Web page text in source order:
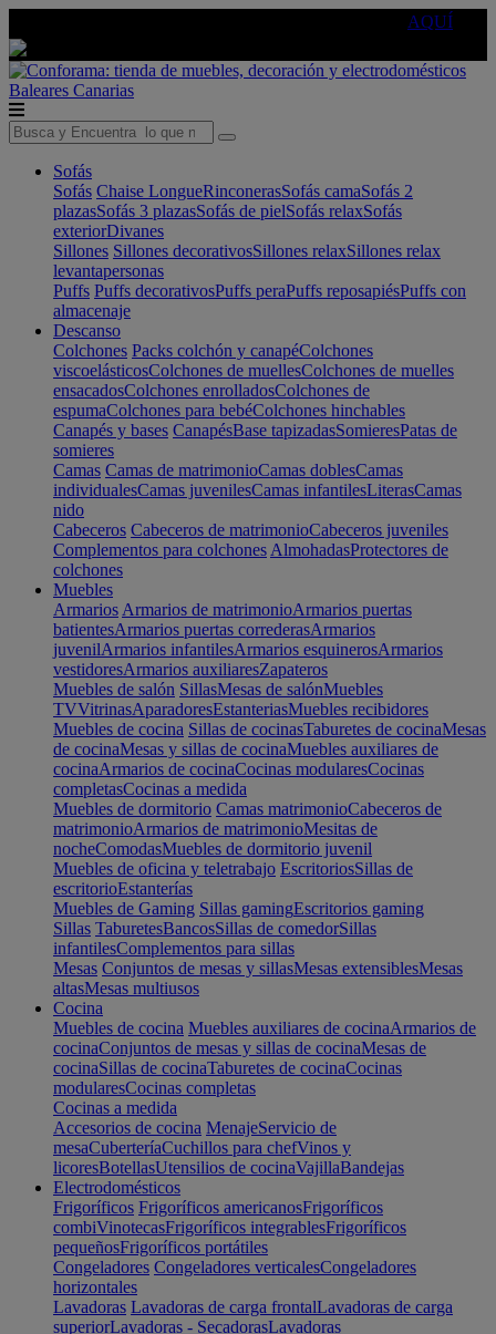
AQUÍ
Baleares Canarias
Sofás
Sofás Chaise LongueRinconerasSofás camaSofás 2
plazasSofás 3 plazasSofás de pielSofás relaxSofás
exteriorDivanes
Sillones Sillones decorativosSillones relaxSillones relax
levantapersonas
Puffs Puffs decorativosPuffs peraPuffs reposapiésPuffs con
almacenaje
Descanso
Colchones Packs colchón y canapéColchones
viscoelásticosColchones de muellesColchones de muelles
ensacadosColchones enrolladosColchones de
espumaColchones para bebéColchones hinchables
Canapés y bases CanapésBase tapizadasSomieresPatas de
somieres
Camas Camas de matrimonioCamas doblesCamas
individualesCamas juvenilesCamas infantilesLiterasCamas
nido
Cabeceros Cabeceros de matrimonioCabeceros juveniles
Complementos para colchones AlmohadasProtectores de
colchones
Muebles
Armarios Armarios de matrimonioArmarios puertas
batientesArmarios puertas correderasArmarios
juvenilArmarios infantilesArmarios esquinerosArmarios
vestidoresArmarios auxiliaresZapateros
Muebles de salón SillasMesas de salónMuebles
TVVitrinasAparadoresEstanteriasMuebles recibidores
Muebles de cocina Sillas de cocinasTaburetes de cocinaMesas
de cocinaMesas y sillas de cocinaMuebles auxiliares de
cocinaArmarios de cocinaCocinas modularesCocinas
completasCocinas a medida
Muebles de dormitorio Camas matrimonioCabeceros de
matrimonioArmarios de matrimonioMesitas de
nocheComodasMuebles de dormitorio juvenil
Muebles de oficina y teletrabajo EscritoriosSillas de
escritorioEstanterías
Muebles de Gaming Sillas gamingEscritorios gaming
Sillas TaburetesBancosSillas de comedorSillas
infantilesComplementos para sillas
Mesas Conjuntos de mesas y sillasMesas extensiblesMesas
altasMesas multiusos
Cocina
Muebles de cocina Muebles auxiliares de cocinaArmarios de
cocinaConjuntos de mesas y sillas de cocinaMesas de
cocinaSillas de cocinaTaburetes de cocinaCocinas
modularesCocinas completas
Cocinas a medida
Accesorios de cocina MenajeServicio de
mesaCuberteríaCuchillos para chefVinos y
licoresBotellasUtensilios de cocinaVajillaBandejas
Electrodomésticos
Frigoríficos Frigoríficos americanosFrigoríficos
combiVinotecasFrigoríficos integrablesFrigoríficos
pequeñosFrigoríficos portátiles
Congeladores Congeladores verticalesCongeladores
horizontales
Lavadoras Lavadoras de carga frontalLavadoras de carga
superiorLavadoras - SecadorasLavadoras